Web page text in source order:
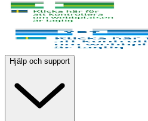
Hjälp och support